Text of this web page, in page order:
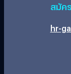
สมัค
hr-